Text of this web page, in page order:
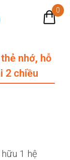
0
nhớ, hỗ
2 chiều
1 hệ